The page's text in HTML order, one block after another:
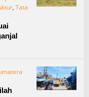
, Tata